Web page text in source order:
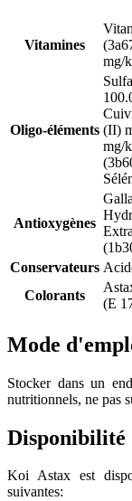
Vitamines
mg/
Oligo-éléments (II)
mg/
Antioxygènes
Conservateurs
Colorants
(E
Mode
Stocker dans un
nutritionnels, ne pas
Disponibilité
Koi Astax est
suivantes: